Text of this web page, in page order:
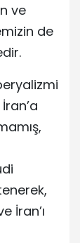
ve
de
İran’ı